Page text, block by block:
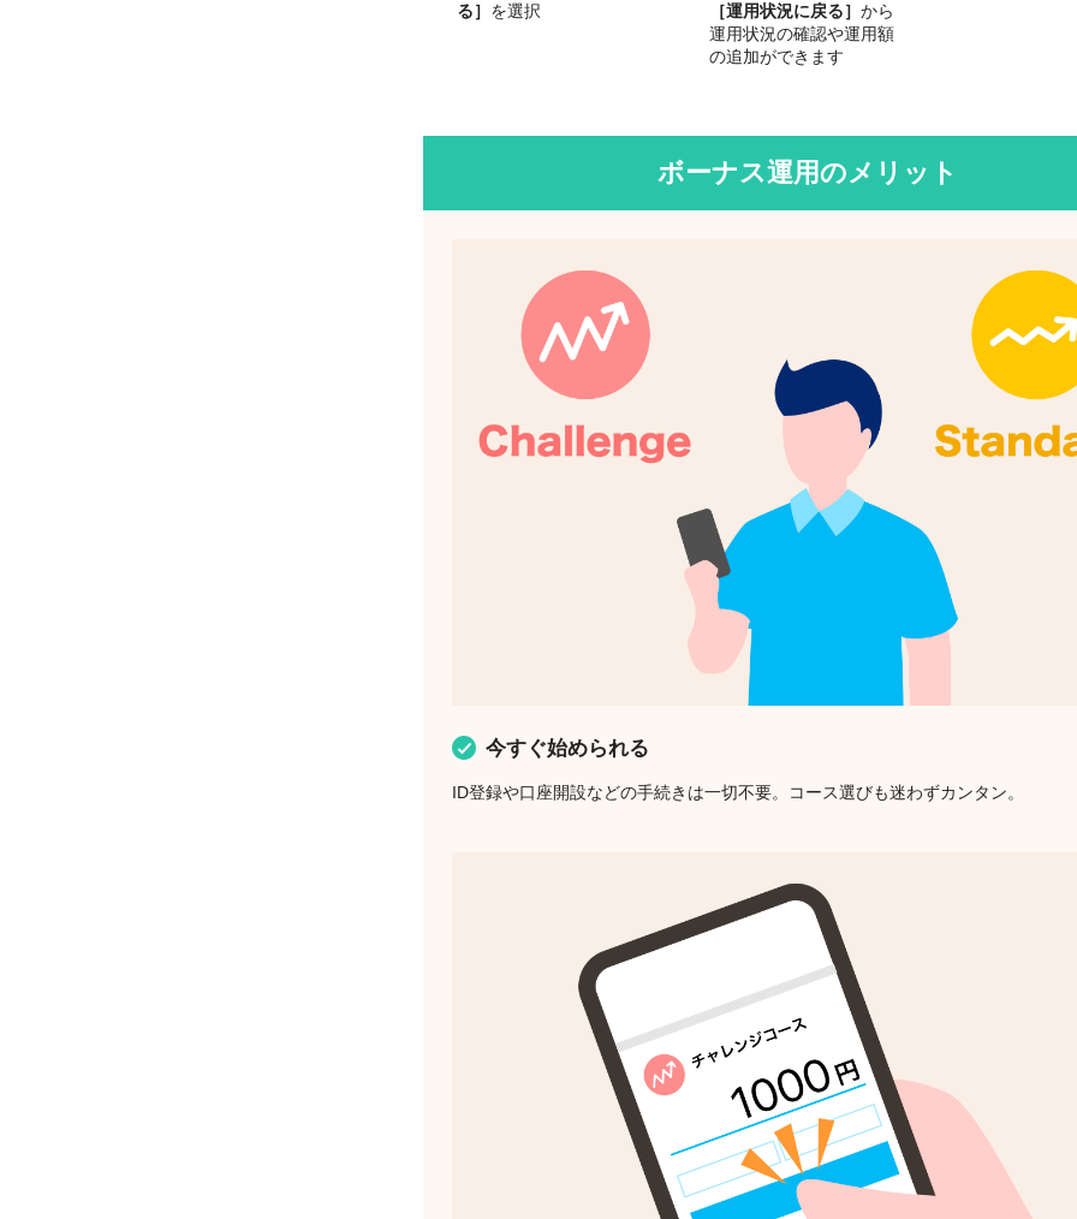
る］ を選択
［運用状況に戻る］ から
運用状況の確認や運用額
の追加ができます
ボーナス運用のメリット
今すぐ始められる
ID登録や口座開設などの手続きは一切不要。コース選びも迷わずカンタン。